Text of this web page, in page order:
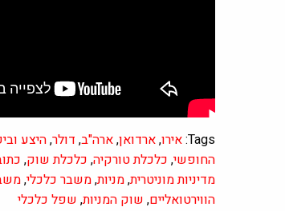
Tags: אירו,ארדואן,ארה"ב, דולר,היצע
החופשי, כלכלת טורקיה, כלכלת שוק,
מדיניות מוניטרית,מניות,משבר כלכלי,
הווירטואליים, שוק המניות, שפל כלכלי